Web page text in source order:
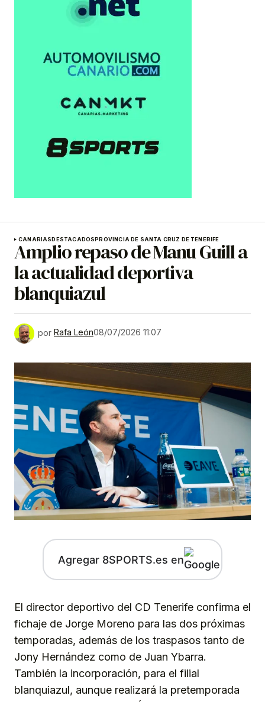
CANARIASDESTACADOSPROVINCIA DE SANTA CRUZ DE TENERIFE
Amplio repaso de Manu Guill a
la actualidad deportiva
blanquiazul
por Rafa León08/07/2026 11:07
Agregar 8SPORTS.es en
El director deportivo del CD Tenerife confirma el
fichaje de Jorge Moreno para las dos próximas
temporadas, además de los traspasos tanto de
Jony Hernández como de Juan Ybarra.
También la incorporación, para el filial
blanquiazul, aunque realizará la pretemporada